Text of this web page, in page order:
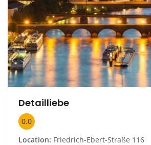
Detailliebe
0.0
Location: Friedrich-Ebert-Straße 116